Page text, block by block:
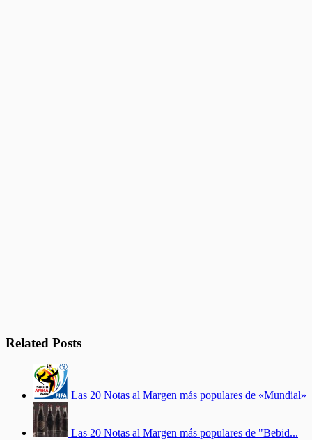
Related Posts
Las 20 Notas al Margen más populares de «Mundial»
Las 20 Notas al Margen más populares de "Bebid...